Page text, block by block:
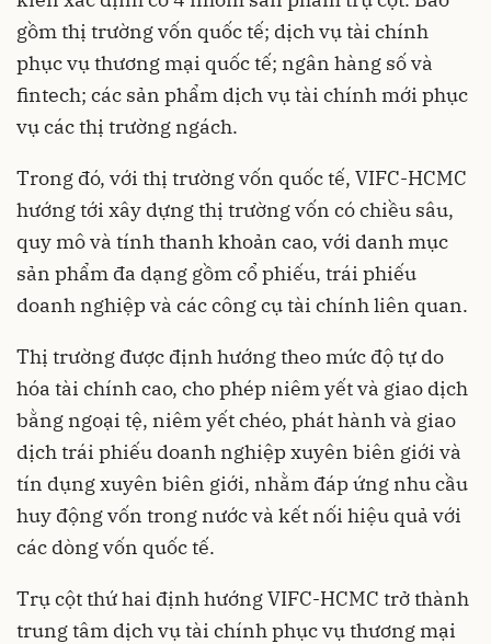
gồm thị trường vốn quốc tế; dịch vụ tài chính
phục vụ thương mại quốc tế; ngân hàng số và
fintech; các sản phẩm dịch vụ tài chính mới phục
vụ các thị trường ngách.
Trong đó, với thị trường vốn quốc tế, VIFC-HCMC
hướng tới xây dựng thị trường vốn có chiều sâu,
quy mô và tính thanh khoản cao, với danh mục
sản phẩm đa dạng gồm cổ phiếu, trái phiếu
doanh nghiệp và các công cụ tài chính liên quan.
Thị trường được định hướng theo mức độ tự do
hóa tài chính cao, cho phép niêm yết và giao dịch
bằng ngoại tệ, niêm yết chéo, phát hành và giao
dịch trái phiếu doanh nghiệp xuyên biên giới và
tín dụng xuyên biên giới, nhằm đáp ứng nhu cầu
huy động vốn trong nước và kết nối hiệu quả với
các dòng vốn quốc tế.
Trụ cột thứ hai định hướng VIFC-HCMC trở thành
trung tâm dịch vụ tài chính phục vụ thương mại